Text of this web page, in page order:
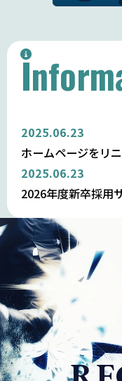
2025.06.23
ホームページをリ
2025.06.23
2026年度新卒採用